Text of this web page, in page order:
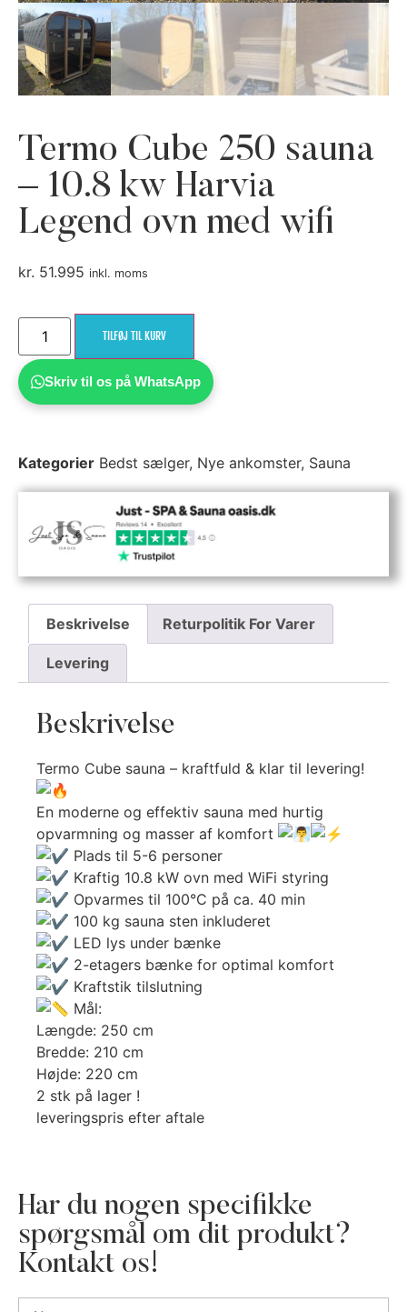
Termo Cube 250 sauna
– 10.8 kw Harvia
Legend ovn med wifi
kr. 51.995 inkl. moms
TILFØJ TIL KURV
Skriv til os på WhatsApp
Kategorier Bedst sælger, Nye ankomster, Sauna
Beskrivelse Returpolitik For Varer
Levering
Beskrivelse
Termo Cube sauna – kraftfuld & klar til levering!
En moderne og effektiv sauna med hurtig
opvarmning og masser af komfort
Plads til 5-6 personer
Kraftig 10.8 kW ovn med WiFi styring
Opvarmes til 100°C på ca. 40 min
100 kg sauna sten inkluderet
LED lys under bænke
2-etagers bænke for optimal komfort
Kraftstik tilslutning
Mål:
Længde: 250 cm
Bredde: 210 cm
Højde: 220 cm
2 stk på lager !
leveringspris efter aftale
Har du nogen specifikke
spørgsmål om dit produkt?
Kontakt os!